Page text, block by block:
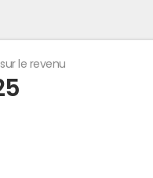
le revenu